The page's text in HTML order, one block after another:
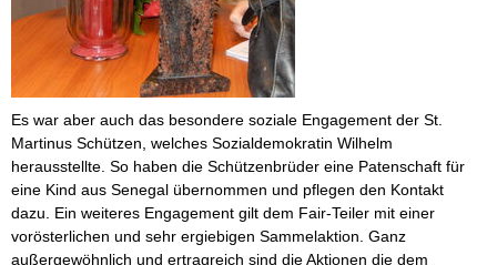
Es war aber auch das besondere soziale Engagement der St.
Martinus Schützen, welches Sozialdemokratin Wilhelm
herausstellte. So haben die Schützenbrüder eine Patenschaft für
eine Kind aus Senegal übernommen und pflegen den Kontakt
dazu. Ein weiteres Engagement gilt dem Fair-Teiler mit einer
vorösterlichen und sehr ergiebigen Sammelaktion. Ganz
außergewöhnlich und ertragreich sind die Aktionen die dem